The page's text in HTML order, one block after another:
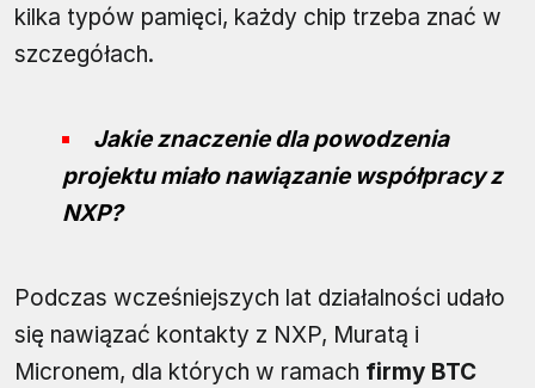
kilka typów pamięci, każdy chip trzeba znać w
szczegółach.
Jakie znaczenie dla powodzenia
projektu miało nawiązanie współpracy z
NXP?
Podczas wcześniejszych lat działalności udało
się nawiązać kontakty z NXP, Muratą i
Micronem, dla których w ramach firmy BTC